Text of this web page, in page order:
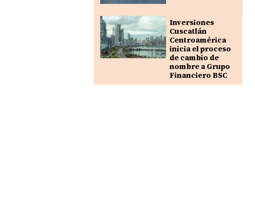
Inversiones
Cuscatlán
Centroamérica
inicia el proceso
de cambio de
nombre a Grupo
Financiero BSC